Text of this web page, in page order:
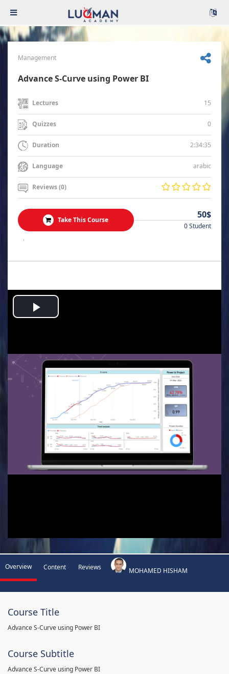
Management
Advance S-Curve using Power BI
Lectures 15
Quizzes 0
Duration 2:34:35
Language arabic
Reviews (0)
Take This Course 50$
0 Student
.
Play
Overview Content Reviews MOHAMED HISHAM
Course Title
Advance S-Curve using Power BI
Course Subtitle
Advance S-Curve using Power BI